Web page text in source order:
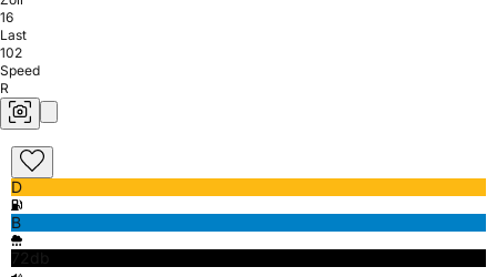
16
Last
102
Speed
R
D
B
72db